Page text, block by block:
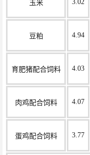
玉米 3.02
豆粕 4.94
育肥猪配合饲料 4.03
肉鸡配合饲料 4.07
蛋鸡配合饲料 3.77